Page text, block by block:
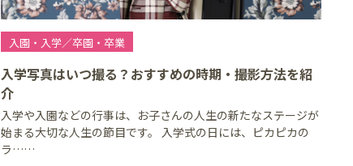
入園・入学／卒園・卒業
入学写真はいつ撮る？おすすめの時期・撮影方法を紹
介
入学や入園などの行事は、お子さんの人生の新たなステージが
始まる大切な人生の節目です。 入学式の日には、ピカピカの
ラ……